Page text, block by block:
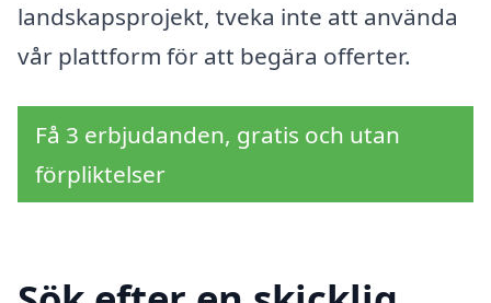
landskapsprojekt, tveka inte att använda
vår plattform för att begära offerter.
Få 3 erbjudanden, gratis och utan
förpliktelser